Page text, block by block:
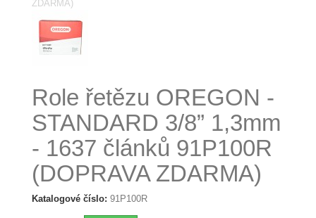
Role řetězu OREGON -
STANDARD 3/8” 1,3mm
- 1637 článků 91P100R
(DOPRAVA ZDARMA)
Katalogové číslo: 91P100R